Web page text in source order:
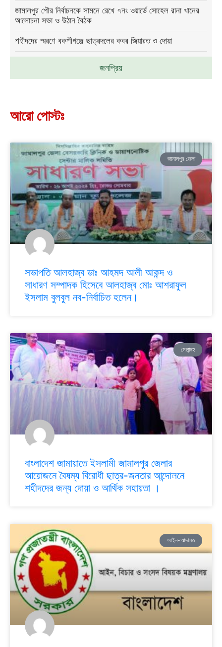
জনপ্রিয়
জামালপুর পৌর নির্বাচনকে সামনে রেখে ৭নং ওয়ার্ডে সোহেল রানা খানের
আলোচনা সভা ও উঠান বৈঠক
শহীদদের স্মরণে বকশীগঞ্জে ছাত্রদলের কবর জিয়ারত ও দোয়া
আরো পোস্টঃ
জামালপুর জেলা
সভাপতি আলহাজ্ব ডাঃ আহমদ আলী আকন্দ ও
সাধারণ সম্পাদক হিসেবে আলহাজ্ব মোঃ আশরাফুল
ইসলাম বুলবুল নব-নির্বাচিত হলেন।
মেলান্দহ
বাংলাদেশ জামায়াতে ইসলামী জামালপুর জেলার
আয়োজনে বৈষম্য বিরোধী ছাত্র-জনতার আন্দোলনে
শহীদদের জন্য দোয়া ও আর্থিক সহায়তা ।
আইন-আদালত